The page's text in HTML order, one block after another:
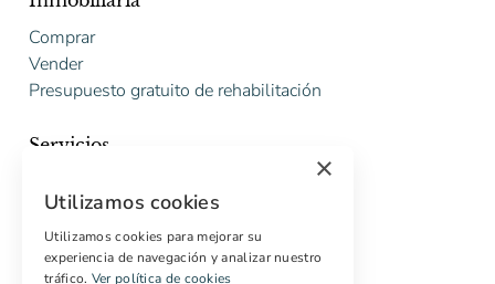
Comprar
Vender
Presupuesto gratuito de rehabilitación
Servicios
Compradores internacionales
Propiedades off-market
Servicios para compradores
×
Utilizamos cookies
Utilizamos cookies para mejorar su
experiencia de navegación y analizar nuestro
tráfico. Ver política de cookies